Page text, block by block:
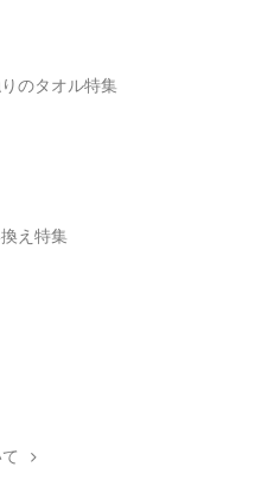
のタオル特集
え特集